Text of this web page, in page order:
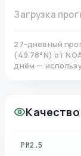
Загрузка
27-дневный
(49.78°N)от
днём —
PM2.5